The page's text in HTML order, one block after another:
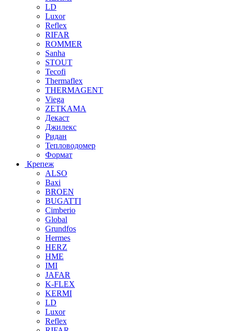
LD
Luxor
Reflex
RIFAR
ROMMER
Sanha
STOUT
Tecofi
Thermaflex
THERMAGENT
Viega
ZETKAMA
Декаст
Джилекс
Ридан
Тепловодомер
Формат
Крепеж
ALSO
Baxi
BROEN
BUGATTI
Cimberio
Global
Grundfos
Hermes
HERZ
HME
IMI
JAFAR
K-FLEX
KERMI
LD
Luxor
Reflex